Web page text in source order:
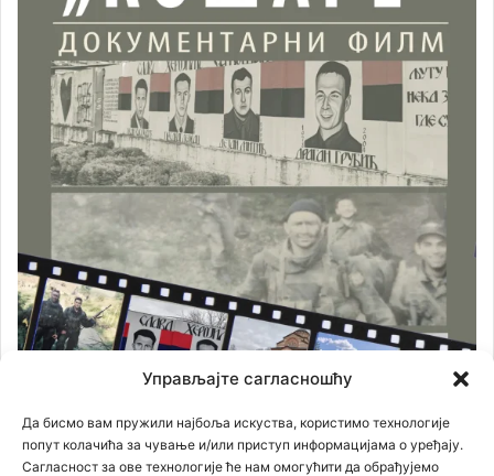
Управљајте сагласношћу
Да бисмо вам пружили најбоља искуства, користимо технологије
попут колачића за чување и/или приступ информацијама о уређају.
Сагласност за ове технологије ће нам омогућити да обрађујемо